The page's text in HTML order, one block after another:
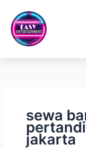
konten
sewa
jakarta